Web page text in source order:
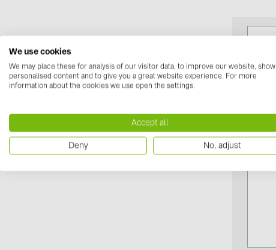
We use cookies
We may place these for analysis of our visitor data, to improve our website, show
personalised content and to give you a great website experience. For more
information about the cookies we use open the settings.
Accept all
Deny No, adjust